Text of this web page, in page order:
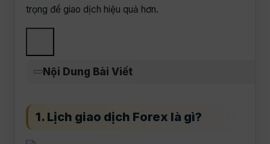
trọng để giao dịch hiệu quả hơn.
Nội Dung Bài Viết
1. Lịch giao dịch Forex là gì?